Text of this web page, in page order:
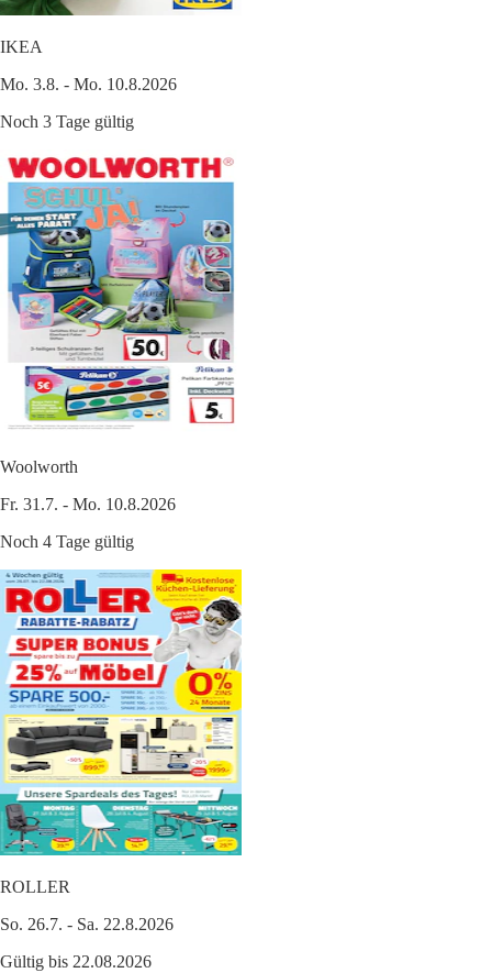
IKEA
Mo. 3.8. - Mo. 10.8.2026
Noch 3 Tage gültig
Woolworth
Fr. 31.7. - Mo. 10.8.2026
Noch 4 Tage gültig
ROLLER
So. 26.7. - Sa. 22.8.2026
Gültig bis 22.08.2026